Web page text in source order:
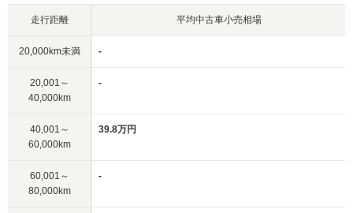
走行距離 平均中古車小売相場
20,000km未満 -
20,001～
40,000km
-
40,001～
60,000km
39.8万円
60,001～
80,000km
-